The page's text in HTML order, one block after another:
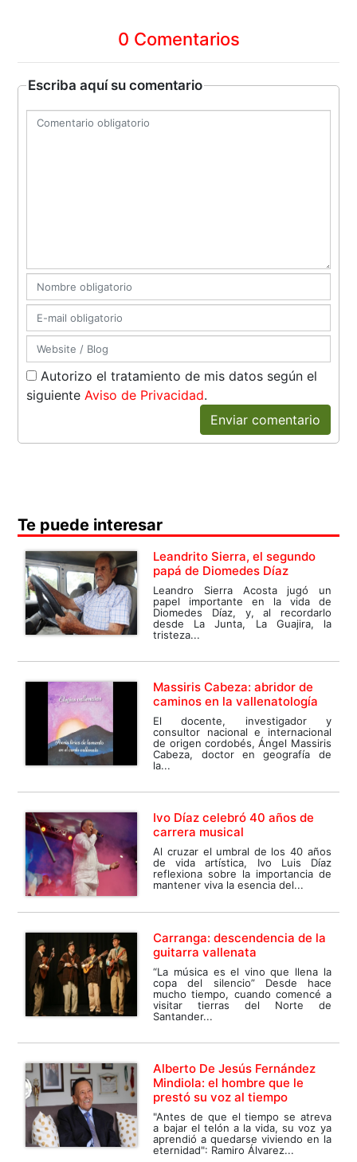
0 Comentarios
Escriba aquí su comentario
Autorizo el tratamiento de mis datos según el
siguiente Aviso de Privacidad.
Enviar comentario
Te puede interesar
Leandrito Sierra, el segundo
papá de Diomedes Díaz
Leandro Sierra Acosta jugó un
papel importante en la vida de
Diomedes Díaz, y, al recordarlo
desde La Junta, La Guajira, la
tristeza...
Massiris Cabeza: abridor de
caminos en la vallenatología
El docente, investigador y
consultor nacional e internacional
de origen cordobés, Ángel Massiris
Cabeza, doctor en geografía de
la...
Ivo Díaz celebró 40 años de
carrera musical
Al cruzar el umbral de los 40 años
de vida artística, Ivo Luis Díaz
reflexiona sobre la importancia de
mantener viva la esencia del...
Carranga: descendencia de la
guitarra vallenata
“La música es el vino que llena la
copa del silencio” Desde hace
mucho tiempo, cuando comencé a
visitar tierras del Norte de
Santander...
Alberto De Jesús Fernández
Mindiola: el hombre que le
prestó su voz al tiempo
"Antes de que el tiempo se atreva
a bajar el telón a la vida, su voz ya
aprendió a quedarse viviendo en la
eternidad": Ramiro Álvarez...